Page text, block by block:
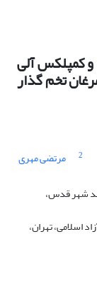
و کمپلکس آلی
تخم گذار
2 مرتضی مهری
شهر قدس،
اسلامی، تهران،